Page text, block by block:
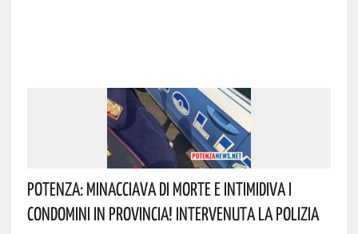
Potenza: Minacciava Di Morte E Intimidiva I
Condomini In Provincia! Intervenuta La Polizia